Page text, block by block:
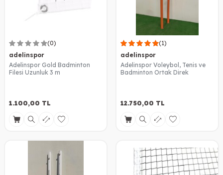
(0)
adelinspor
Adelinspor Gold Badminton
Filesi Uzunluk 3 m
1.100,00 TL
(1)
adelinspor
Adelinspor Voleybol, Tenis ve
Badminton Ortak Direk
12.750,00 TL